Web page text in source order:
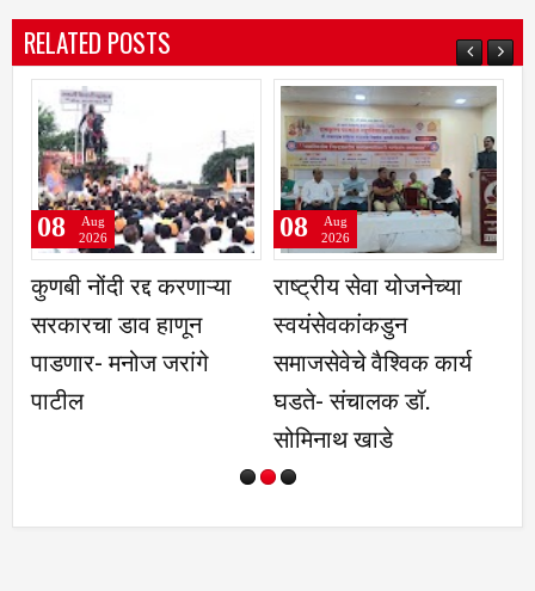
RELATED POSTS
कुणबी नोंदी रद्द करणाऱ्या
सरकारचा डाव हाणून
पाडणार- मनोज जरांगे
पाटील
08
Aug
2026
राष्ट्रीय सेवा योजनेच्या
स्वयंसेवकांकडुन
समाजसेवेचे वैश्विक कार्य
घडते- संचालक डॉ.
सोमिनाथ खाडे
08
Aug
2026